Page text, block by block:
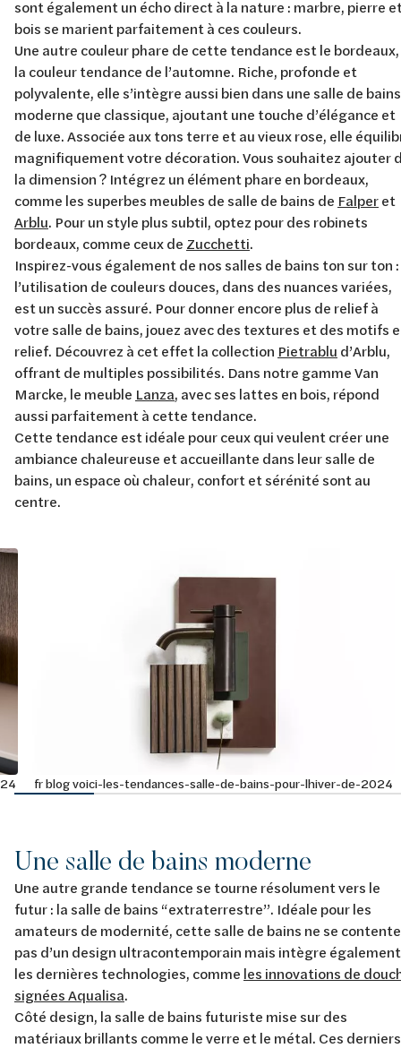
sont également un écho direct à la nature : marbre, pierre
bois se marient parfaitement à ces couleurs.
Une autre couleur phare de cette tendance est le bordeaux,
la couleur tendance de l’automne. Riche, profonde et
polyvalente, elle s’intègre aussi bien dans une salle de bains
moderne que classique, ajoutant une touche d’élégance et
de luxe. Associée aux tons terre et au vieux rose, elle
magnifiquement votre décoration. Vous souhaitez ajouter
la dimension ? Intégrez un élément phare en bordeaux,
comme les superbes meubles de salle de bains de Falperet
Arblu. Pour un style plus subtil, optez pour des robinets
bordeaux, comme ceux de Zucchetti.
Inspirez-vous également de nos salles de bains ton sur ton :
l’utilisation de couleurs douces, dans des nuances variées,
est un succès assuré. Pour donner encore plus de relief à
votre salle de bains, jouez avec des textures et des motifs
relief. Découvrez à cet effet la collection Pietrablu d’Arblu,
offrant de multiples possibilités. Dans notre gamme Van
Marcke, le meuble Lanza, avec ses lattes en bois, répond
aussi parfaitement à cette tendance.
Cette tendance est idéale pour ceux qui veulent créer une
ambiance chaleureuse et accueillante dans leur salle de
bains, un espace où chaleur, confort et sérénité sont au
centre.
fr blog voici-les-tendances-salle-de-bains-pour-lhiver-de-2024
Une salle de bains moderne
Une autre grande tendance se tourne résolument vers le
futur : la salle de bains “extraterrestre”. Idéale pour les
amateurs de modernité, cette salle de bains ne se contente
pas d’un design ultracontemporain mais intègre également
les dernières technologies, comme les innovations de
signées Aqualisa.
Côté design, la salle de bains futuriste mise sur des
matériaux brillants comme le verre et le métal. Ces derniers